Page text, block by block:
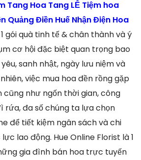
Tang Hoa Tang LỄ Tiệm hoa
Quảng Điền Huế Nhận Điện Hoa
gói quà tinh tế & chân thành và ý
cơ hội đặc biệt quan trọng bao
sanh nhật, ngày lưu niệm và
việc mua hoa đền rồng gặp
như ngốn thời gian, công
rứa, đa số chúng ta lựa chọn
để tiết kiệm ngân sách và chi
lao động. Hue Online Florist là 1
gia đình bán hoa trực tuyến